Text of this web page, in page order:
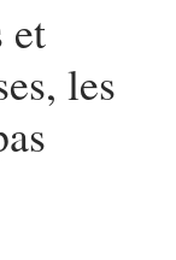
et
les